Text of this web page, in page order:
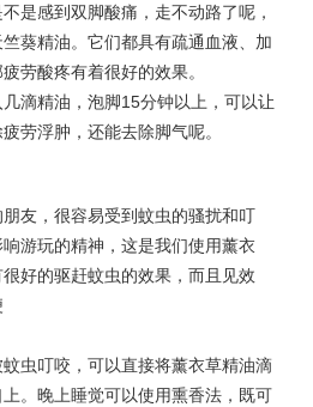
是感到双脚酸痛，走不动路了呢，
葵精油。它们都具有疏通血液、加
劳酸疼有着很好的效果。
滴精油，泡脚15分钟以上，可以让
劳浮肿，还能去除脚气呢。
友，很容易受到蚊虫的骚扰和叮
游玩的精神，这是我们使用薰衣
好的驱赶蚊虫的效果，而且见效
虫叮咬，可以直接将薰衣草精油滴
。晚上睡觉可以使用熏香法，既可